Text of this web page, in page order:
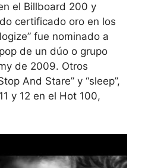
el Billboard 200 y
certificado oro en los
fue nominado a
de un dúo o grupo
de 2009. Otros
And Stare” y “sleep”,
y 12 en el Hot 100,